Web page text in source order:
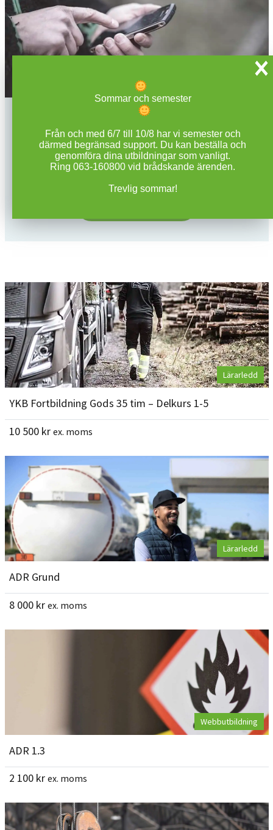
Koll på kompetensen. Överallt.
Med Certify it har du alltid överblick över giltiga
utbildningsintyg och behörigheter.
Lärarledd
YKB Fortbildning Gods 35 tim – Delkurs 1-5
10 500 kr ex. moms
Lärarledd
ADR Grund
8 000 kr ex. moms
Webbutbildning
ADR 1.3
2 100 kr ex. moms
Sommar och semester
Från och med 6/7 till 10/8 har vi semester och
därmed begränsad support. Du kan beställa och
genomföra dina utbildningar som vanligt.
Ring 063-160800 vid brådskande ärenden.
Trevlig sommar!